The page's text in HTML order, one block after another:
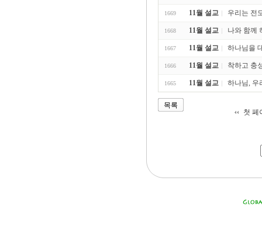
1669 11월 설교 우리는 전
1668 11월 설교 나와 함께
1667 11월 설교 하나님을
1666 11월 설교 착하고 충
1665 11월 설교 하나님, 우
목록
첫 페